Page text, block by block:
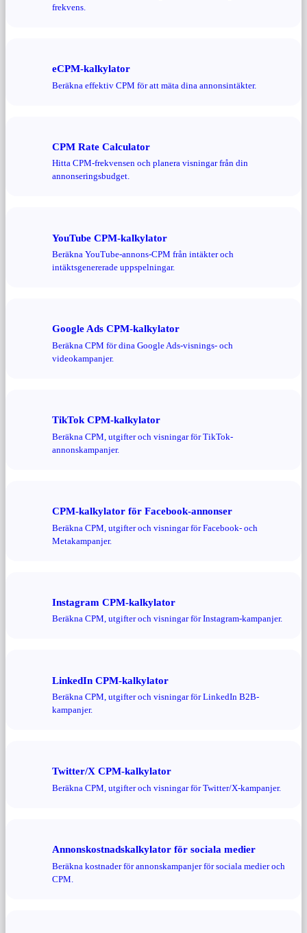
frekvens.
eCPM-kalkylator
Beräkna effektiv CPM för att mäta dina annonsintäkter.
CPM Rate Calculator
Hitta CPM-frekvensen och planera visningar från din
annonseringsbudget.
YouTube CPM-kalkylator
Beräkna YouTube-annons-CPM från intäkter och
intäktsgenererade uppspelningar.
Google Ads CPM-kalkylator
Beräkna CPM för dina Google Ads-visnings- och
videokampanjer.
TikTok CPM-kalkylator
Beräkna CPM, utgifter och visningar för TikTok-
annonskampanjer.
CPM-kalkylator för Facebook-annonser
Beräkna CPM, utgifter och visningar för Facebook- och
Metakampanjer.
Instagram CPM-kalkylator
Beräkna CPM, utgifter och visningar för Instagram-kampanjer.
LinkedIn CPM-kalkylator
Beräkna CPM, utgifter och visningar för LinkedIn B2B-
kampanjer.
Twitter/X CPM-kalkylator
Beräkna CPM, utgifter och visningar för Twitter/X-kampanjer.
Annonskostnadskalkylator för sociala medier
Beräkna kostnader för annonskampanjer för sociala medier och
CPM.